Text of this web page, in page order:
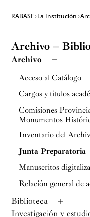
RABASF La Institución
Archivo –
Archivo
Acceso al Catálogo
Cargos y títulos
Comisiones
Monumentos
Inventario del
Junta Preparatoria
Manuscritos
Relación general de
Biblioteca
Investigación y